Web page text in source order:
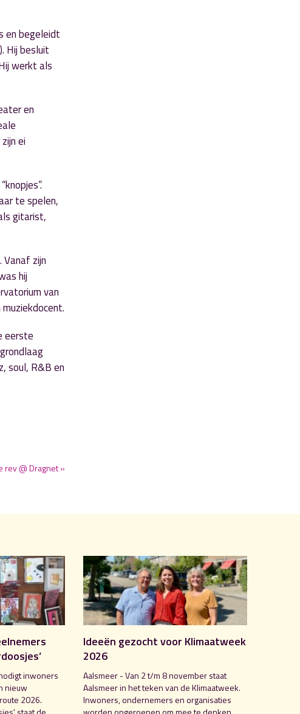
en begeleidt
Hij besluit
werkt als
en
ei
te spelen,
gitarist,
zijn
hij
van
eerste
soul, R&B en
rev @ Dragnet »
inwoners
nieuw
2026.
Ideeën gezocht voor Klimaatweek
2026
Aalsmeer - Van 2 t/m 8 november staat
Aalsmeer in het teken van de Klimaatweek.
Inwoners, ondernemers en organisaties